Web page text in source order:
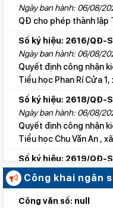
Ngày ban hành: 06/08/
QĐ cho phép thành lập
Số ký hiệu: 2616/QĐ-
Ngày ban hành: 06/08/
Quyết định công nhận
Tiểu học Phan Rí Cửa 1,
Số ký hiệu: 2618/QĐ-
Ngày ban hành: 06/08/
Quyết định công nhận
Tiểu học Chu Văn An ,
Số ký hiệu: 2619/QĐ-
Ngày ban hành: 06/08/
Quyết định công nhận
Tiểu học Lý Tự Trọng ,
Công khai ngân
Công văn số: null